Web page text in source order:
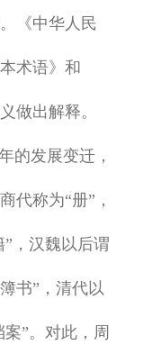
《中华人民
术语》和
做出解释。
的发展变迁，
代称为“册”，
”，汉魏以后谓
书”，清代以
”。对此，周